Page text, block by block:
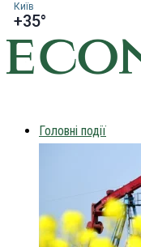
Київ
+35°
Головні події